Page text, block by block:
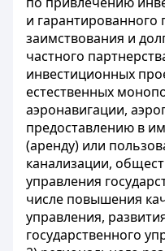
и гарантированного
заимствования и
частного
инвестиционных
естественных
аэронавигации,
предоставлению в
(аренду) или
канализации,
управления
числе повышения
управления,
государственного